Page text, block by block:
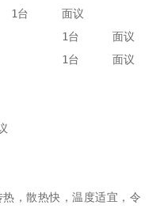
，散热快，温度适宜，令